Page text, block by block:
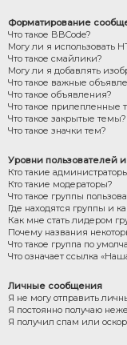
Форматирование
Что такое BBCode?
Могу ли я использовать
Что такое смайлики?
Могу ли я добавлять
Что такое важные
Что такое объявления?
Что такое прилепленные
Что такое закрытые темы?
Что такое значки тем?
Уровни пользователей
Кто такие
Кто такие модераторы?
Что такое группы
Где находятся группы и
Как мне стать лидером
Почему названия
Что такое группа по
Что означает ссылка
Личные сообщения
Я не могу отправить
Я постоянно получаю
Я получил спам или